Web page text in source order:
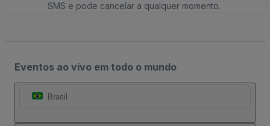
SMS e pode cancelar a qualquer momento.
Eventos ao vivo em todo o mundo
Brasil